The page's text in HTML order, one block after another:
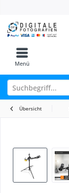
Menü
Übersicht